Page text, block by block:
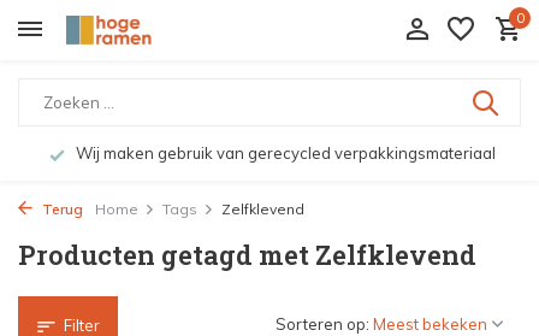
0
maken gebruik van gerecycled verpakkingsmateriaal
Terug Home Tags Zelfklevend
Producten getagd met Zelfklevend
Filter Sorteren op: